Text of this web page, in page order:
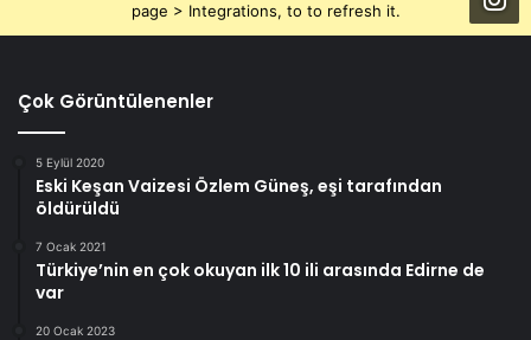
page > Integrations, to to refresh it.
Çok Görüntülenenler
5 Eylül 2020
Eski Keşan Vaizesi Özlem Güneş, eşi tarafından
öldürüldü
7 Ocak 2021
Türkiye’nin en çok okuyan ilk 10 ili arasında Edirne de
var
20 Ocak 2023